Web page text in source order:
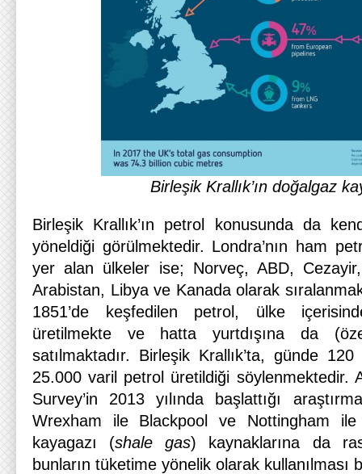
Birleşik Krallık’ın doğalgaz
Birleşik Krallık’ın petrol konusunda da
yöneldiği görülmektedir. Londra’nın ham
yer alan ülkeler ise; Norveç, ABD,
Arabistan, Libya ve Kanada olarak
1851’de keşfedilen petrol, ülke
üretilmekte ve hatta yurtdışına da
satılmaktadır. Birleşik Krallık’ta, günde
25.000 varil petrol üretildiği söylenmektedir.
Survey’in 2013 yılında başlattığı
Wrexham ile Blackpool ve Nottingham ile
kayagazı (shale gas) kaynaklarına da
bunların tüketime yönelik olarak kullanılması